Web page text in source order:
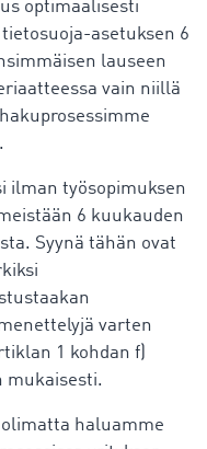
optimaalisesti
asetuksen 6
lauseen
vain niillä
ilman työsopimuksen
6 kuukauden
Syynä tähän ovat
varten
1 kohdan f)
mukaisesti.
haluamme